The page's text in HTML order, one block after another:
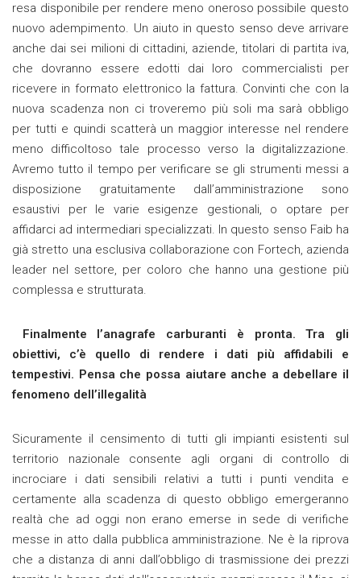
resa disponibile per rendere meno oneroso possibile questo
nuovo adempimento. Un aiuto in questo senso deve arrivare
anche dai sei milioni di cittadini, aziende, titolari di partita iva,
che dovranno essere edotti dai loro commercialisti per
ricevere in formato elettronico la fattura. Convinti che con la
nuova scadenza non ci troveremo più soli ma sarà obbligo
per tutti e quindi scatterà un maggior interesse nel rendere
meno difficoltoso tale processo verso la digitalizzazione.
Avremo tutto il tempo per verificare se gli strumenti messi a
disposizione gratuitamente dall’amministrazione sono
esaustivi per le varie esigenze gestionali, o optare per
affidarci ad intermediari specializzati. In questo senso Faib ha
già stretto una esclusiva collaborazione con Fortech, azienda
leader nel settore, per coloro che hanno una gestione più
complessa e strutturata.
Finalmente l’anagrafe carburanti è pronta. Tra gli
obiettivi, c’è quello di rendere i dati più affidabili e
tempestivi. Pensa che possa aiutare anche a debellare il
fenomeno dell’illegalità
Sicuramente il censimento di tutti gli impianti esistenti sul
territorio nazionale consente agli organi di controllo di
incrociare i dati sensibili relativi a tutti i punti vendita e
certamente alla scadenza di questo obbligo emergeranno
realtà che ad oggi non erano emerse in sede di verifiche
messe in atto dalla pubblica amministrazione. Ne è la riprova
che a distanza di anni dall’obbligo di trasmissione dei prezzi